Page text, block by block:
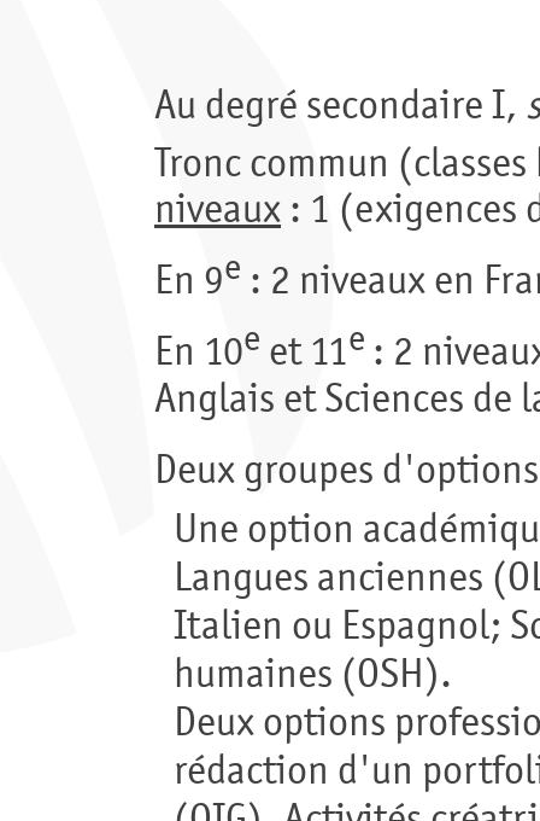
Au degré secondaire I,
Tronc commun
niveaux : 1 (exigences
En 9e : 2 niveaux en
En 10e et 11e : 2
Anglais et Sciences de
Deux groupes
Une option
Langues anciennes
Italien ou Espagnol;
humaines (OSH).
Deux options
rédaction d'un